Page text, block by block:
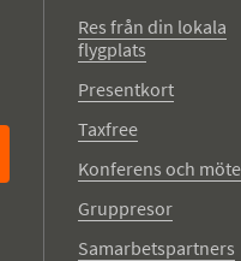
Res från din lokala
flygplats
Presentkort
Taxfree
Konferens och
Gruppresor
Samarbetspartners